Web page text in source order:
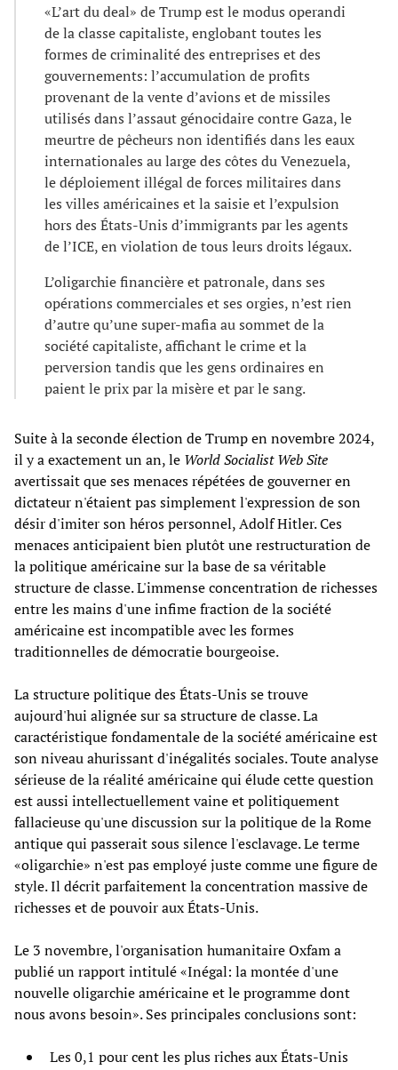
«L’art du deal» de Trump est le modus operandi
de la classe capitaliste, englobant toutes les
formes de criminalité des entreprises et des
gouvernements: l’accumulation de profits
provenant de la vente d’avions et de missiles
utilisés dans l’assaut génocidaire contre Gaza, le
meurtre de pêcheurs non identifiés dans les eaux
internationales au large des côtes du Venezuela,
le déploiement illégal de forces militaires dans
les villes américaines et la saisie et l’expulsion
hors des États-Unis d’immigrants par les agents
de l’ICE, en violation de tous leurs droits légaux.
L’oligarchie financière et patronale, dans ses
opérations commerciales et ses orgies, n’est rien
d’autre qu’une super-mafia au sommet de la
société capitaliste, affichant le crime et la
perversion tandis que les gens ordinaires en
paient le prix par la misère et par le sang.
Suite à la seconde élection de Trump en novembre 2024,
il y a exactement un an, le World Socialist Web Site
avertissait que ses menaces répétées de gouverner en
dictateur n'étaient pas simplement l'expression de son
désir d'imiter son héros personnel, Adolf Hitler. Ces
menaces anticipaient bien plutôt une restructuration de
la politique américaine sur la base de sa véritable
structure de classe. L'immense concentration de richesses
entre les mains d'une infime fraction de la société
américaine est incompatible avec les formes
traditionnelles de démocratie bourgeoise.
La structure politique des États-Unis se trouve
aujourd'hui alignée sur sa structure de classe. La
caractéristique fondamentale de la société américaine est
son niveau ahurissant d'inégalités sociales. Toute analyse
sérieuse de la réalité américaine qui élude cette question
est aussi intellectuellement vaine et politiquement
fallacieuse qu'une discussion sur la politique de la Rome
antique qui passerait sous silence l'esclavage. Le terme
«oligarchie» n'est pas employé juste comme une figure de
style. Il décrit parfaitement la concentration massive de
richesses et de pouvoir aux États-Unis.
Le 3 novembre, l'organisation humanitaire Oxfam a
publié un rapport intitulé «Inégal: la montée d'une
nouvelle oligarchie américaine et le programme dont
nous avons besoin». Ses principales conclusions sont:
Les 0,1 pour cent les plus riches aux États-Unis